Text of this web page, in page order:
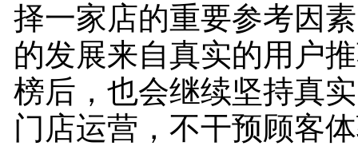
择一家店的重要参考因
的发展来自真实的用户
榜后，也会继续坚持真
门店运营，不干预顾客